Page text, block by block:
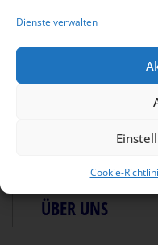
Dienste verwalten
Cookie-
ÜBER UNS